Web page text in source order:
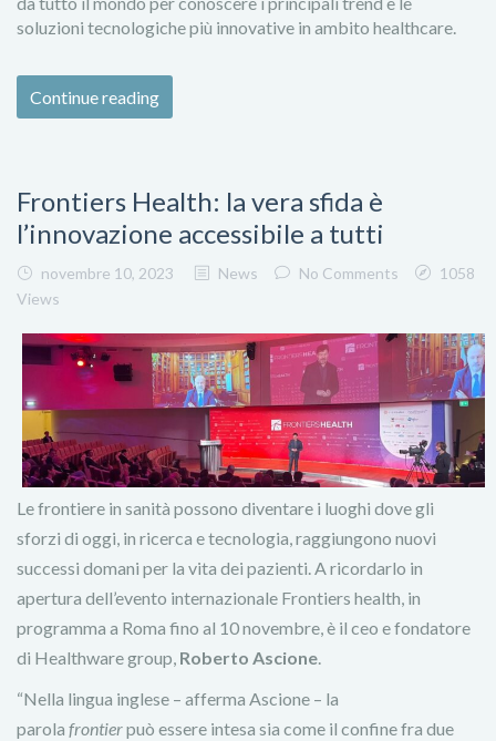
soluzioni tecnologiche più innovative in ambito healthcare.
Continue reading
Frontiers Health: la vera sfida è
l’innovazione accessibile a tutti
novembre 10, 2023 News No Comments
1058
Views
Le frontiere in sanità possono diventare i luoghi dove gli
sforzi di oggi, in ricerca e tecnologia, raggiungono nuovi
successi domani per la vita dei pazienti. A ricordarlo in
apertura dell’evento internazionale Frontiers health, in
programma a Roma fino al 10 novembre, è il ceo e fondatore
di Healthware group, Roberto Ascione.
“Nella lingua inglese – afferma Ascione – la
parola frontierpuò essere intesa sia come il confine fra due